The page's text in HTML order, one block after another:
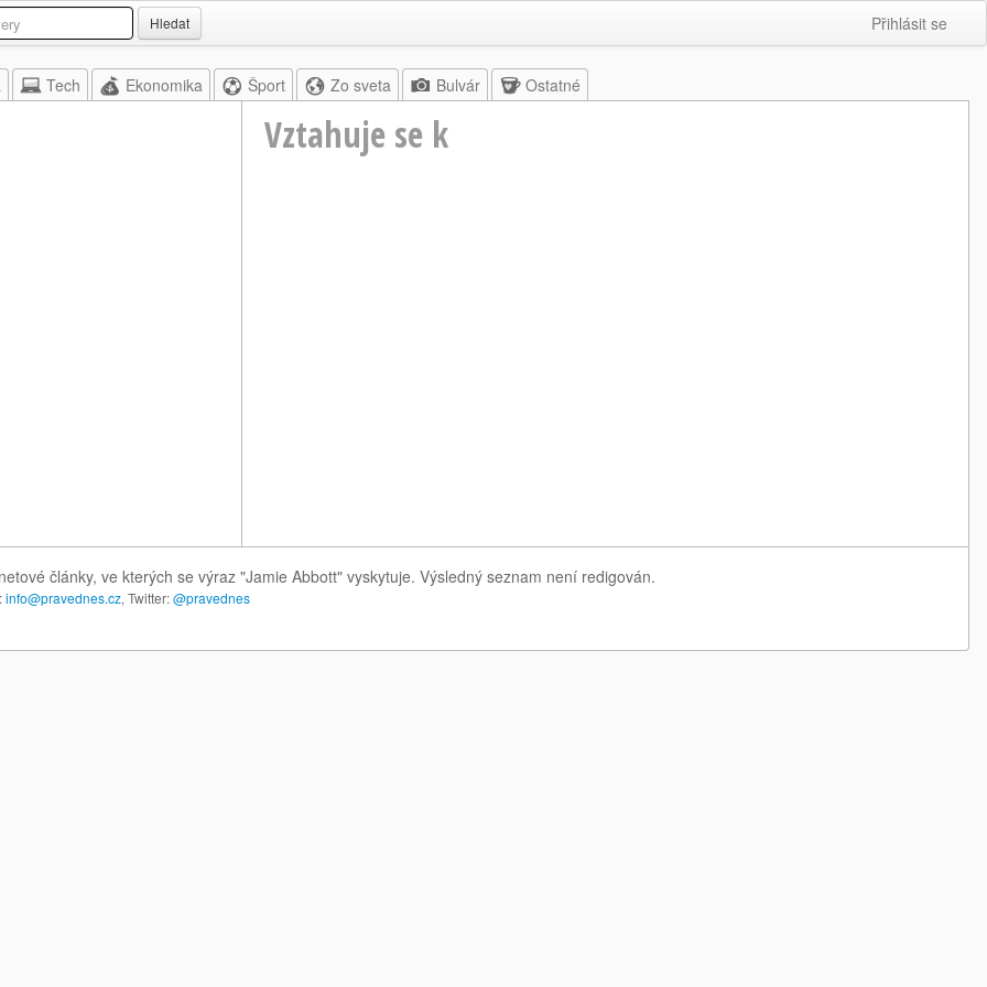
Hledat Přihlásit se
Tech Ekonomika Šport Zo sveta Bulvár Ostatné
Vztahuje se k
články, ve kterých se výraz "Jamie Abbott" vyskytuje. Výsledný seznam není redigován.
info@pravednes.cz, Twitter:@pravednes